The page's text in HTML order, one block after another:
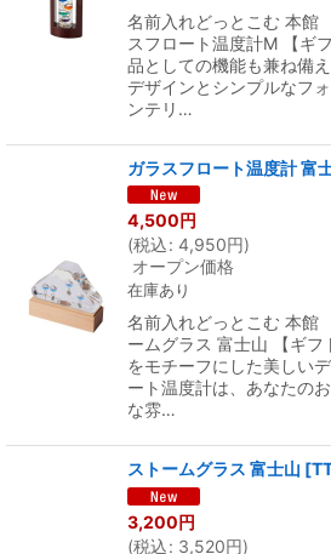
名前入れどっとこむ 本
スフロート温度計M 【ギ
品としての機能も兼ね備
デザインとシンプルなフ
ンテリ…
ガラスフロート温度計 富
4,500円
(税込: 4,950円)
オープン価格
在庫あり
名前入れどっとこむ 本
ームグラス 富士山 【ギフ
をモチーフにした美しい
ート温度計は、あなたの
な雰…
ストームグラス 富士山 [
3,200円
(税込: 3,520円)